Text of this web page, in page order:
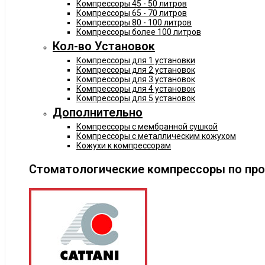
Компрессоры 45 - 50 литров
Компрессоры 65 - 70 литров
Компрессоры 80 - 100 литров
Компрессоры более 100 литров
Кол-во Установок
Компрессоры для 1 установки
Компрессоры для 2 установок
Компрессоры для 3 установок
Компрессоры для 4 установок
Компрессоры для 5 установок
Дополнительно
Компрессоры с мембранной сушкой
Компрессоры с металлическим кожухом
Кожухи к компрессорам
Стоматологические компрессоры по